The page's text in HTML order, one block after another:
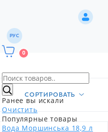
РУС
0
Ранее вы искали
Очистить
Популярные товары
Вода Моршинська 18,9 л
СОРТИРОВАТЬ